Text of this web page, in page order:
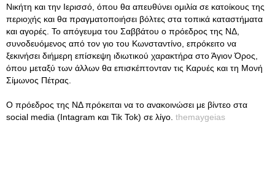
Νικήτη και την Ιερισσό, όπου θα απευθύνει ομιλία σε κατοίκους της
περιοχής και θα πραγματοποιήσει βόλτες στα τοπικά καταστήματα
και αγορές. Το απόγευμα του Σαββάτου ο πρόεδρος της ΝΔ,
συνοδευόμενος από τον γιο του Κωνσταντίνο, επρόκειτο να
ξεκινήσει διήμερη επίσκεψη ιδιωτικού χαρακτήρα στο Άγιον Όρος,
όπου μεταξύ των άλλων θα επισκέπτονταν τις Καρυές και τη Μονή
Σίμωνος Πέτρας.
Ο πρόεδρος της ΝΔ πρόκειται να το ανακοινώσει με βίντεο στα
social media (Intagram και Tik Tok) σε λίγο. themaygeias